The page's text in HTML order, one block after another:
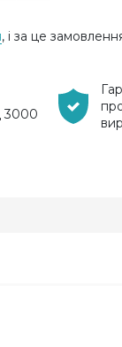
, і за це
3000